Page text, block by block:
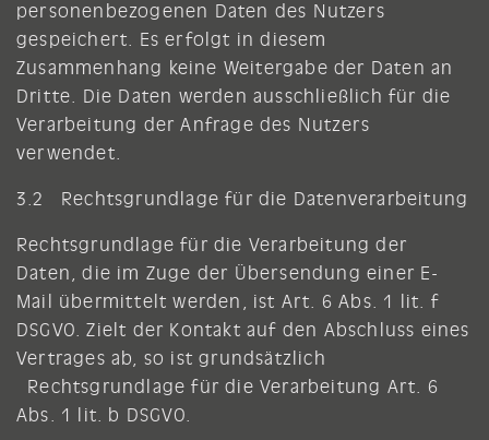
personenbezogenen Daten des Nutzers
gespeichert. Es erfolgt in diesem
Zusammenhang keine Weitergabe der Daten an
Dritte. Die Daten werden ausschließlich für die
Verarbeitung der Anfrage des Nutzers
verwendet.
3.2 Rechtsgrundlage für die Datenverarbeitung
Rechtsgrundlage für die Verarbeitung der
Daten, die im Zuge der Übersendung einer E-
Mail übermittelt werden, ist Art. 6 Abs. 1 lit. f
DSGVO. Zielt der Kontakt auf den Abschluss eines
Vertrages ab, so ist grundsätzlich
Rechtsgrundlage für die Verarbeitung Art. 6
Abs. 1 lit. b DSGVO.